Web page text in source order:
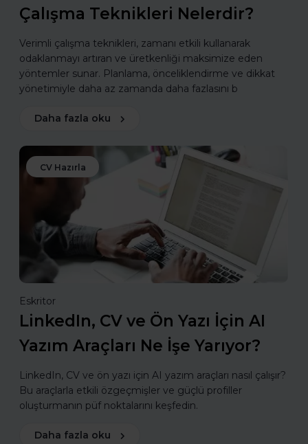
Çalışma Teknikleri Nelerdir?
Verimli çalışma teknikleri, zamanı etkili kullanarak
odaklanmayı artıran ve üretkenliği maksimize eden
yöntemler sunar. Planlama, önceliklendirme ve dikkat
yönetimiyle daha az zamanda daha fazlasını b
Daha fazla oku
CV Hazırla
Eskritor
LinkedIn, CV ve Ön Yazı İçin AI
Yazım Araçları Ne İşe Yarıyor?
LinkedIn, CV ve ön yazı için AI yazım araçları nasıl çalışır?
Bu araçlarla etkili özgeçmişler ve güçlü profiller
oluşturmanın püf noktalarını keşfedin.
Daha fazla oku